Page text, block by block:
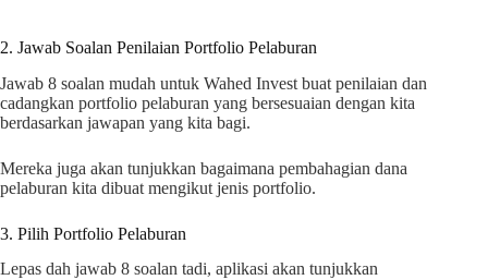
2. Jawab Soalan Penilaian Portfolio Pelaburan
Jawab 8 soalan mudah untuk Wahed Invest buat penilaian dan
cadangkan portfolio pelaburan yang bersesuaian dengan kita
berdasarkan jawapan yang kita bagi.
Mereka juga akan tunjukkan bagaimana pembahagian dana
pelaburan kita dibuat mengikut jenis portfolio.
3. Pilih Portfolio Pelaburan
Lepas dah jawab 8 soalan tadi, aplikasi akan tunjukkan